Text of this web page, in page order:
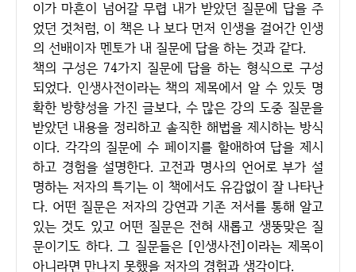
이가 마흔이 넘어갈 무렵 내가 받았던 질문에 답을 주
었던 것처럼, 이 책은 나 보다 먼저 인생을 걸어간 인생
의 선배이자 멘토가 내 질문에 답을 하는 것과 같다.
책의 구성은 74가지 질문에 답을 하는 형식으로 구성
되었다. 인생사전이라는 책의 제목에서 알 수 있듯 명
확한 방향성을 가진 글보다, 수 많은 강의 도중 질문을
받았던 내용을 정리하고 솔직한 해법을 제시하는 방식
이다. 각각의 질문에 수 페이지를 할애하여 답을 제시
하고 경험을 설명한다. 고전과 명사의 언어로 부가 설
명하는 저자의 특기는 이 책에서도 유감없이 잘 나타난
다. 어떤 질문은 저자의 강연과 기존 저서를 통해 알고
있는 것도 있고 어떤 질문은 전혀 새롭고 생뚱맞은 질
문이기도 하다. 그 질문들은 [인생사전]이라는 제목이
아니라면 만나지 못했을 저자의 경험과 생각이다.